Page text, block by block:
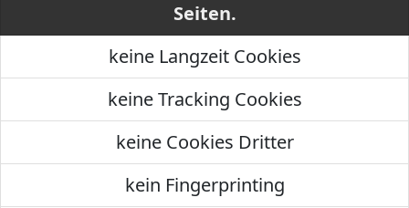
Seiten.
keine Langzeit Cookies
keine Tracking Cookies
keine Cookies Dritter
kein Fingerprinting